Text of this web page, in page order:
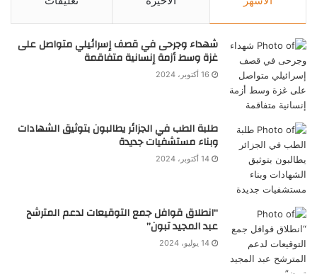
شهداء وجرحى في قصف إسرائيلي متواصل على
غزة وسط أزمة إنسانية متفاقمة
16 أكتوبر، 2024
طلبة الطب في الجزائر يطالبون بتوثيق الشهادات
وبناء مستشفيات جديدة
14 أكتوبر، 2024
“انطلاق قوافل جمع التوقيعات لدعم المترشح
عبد المجيد تبون”
14 يوليو، 2024